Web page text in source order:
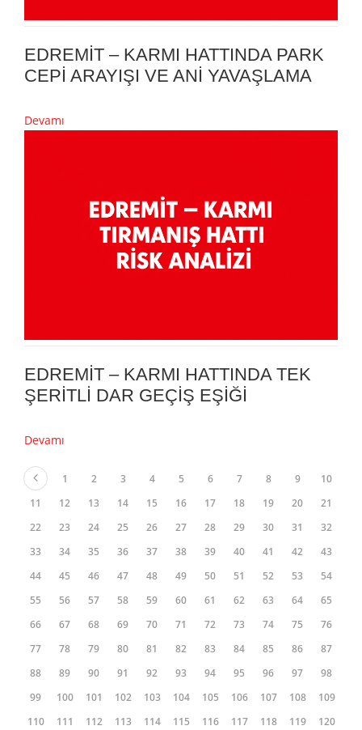
EDREMİT – KARMI HATTINDA PARK
CEPİ ARAYIŞI VE ANİ YAVAŞLAMA
Devamı
EDREMİT – KARMI HATTINDA TEK
ŞERİTLİ DAR GEÇİŞ EŞİĞİ
Devamı
1 2 3 4 5 6 7 8 9
10
11
12 13 14 15 16 17 18 19 20
21
22
23 24 25 26 27 28 29 30 31
32
33
34 35 36 37 38 39 40 41 42
43
44
45 46 47 48 49 50 51 52 53
54
55
56 57 58 59 60 61 62 63 64
65
66
67 68 69 70 71 72 73 74 75
76
77
78 79 80 81 82 83 84 85 86
87
88
89 90 91 92 93 94 95 96 97
98
99
100 101 102 103 104 105 106 107 108
109
110
111 112 113 114 115 116 117 118 119
120